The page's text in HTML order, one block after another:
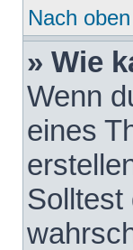
Nach oben
» Wie
Wenn
eines
Solltest